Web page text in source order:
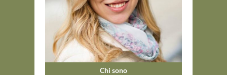
Chi sono